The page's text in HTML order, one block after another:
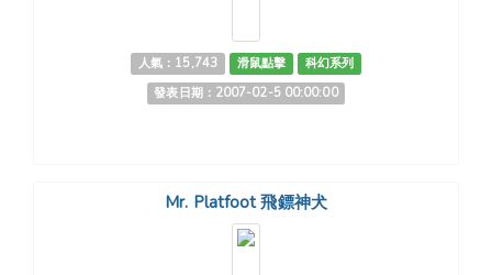
人氣：15,743 滑鼠點擊
科幻系列
發表日期：2007-02-5 00:00:00
Mr. Platfoot 飛鏢神犬